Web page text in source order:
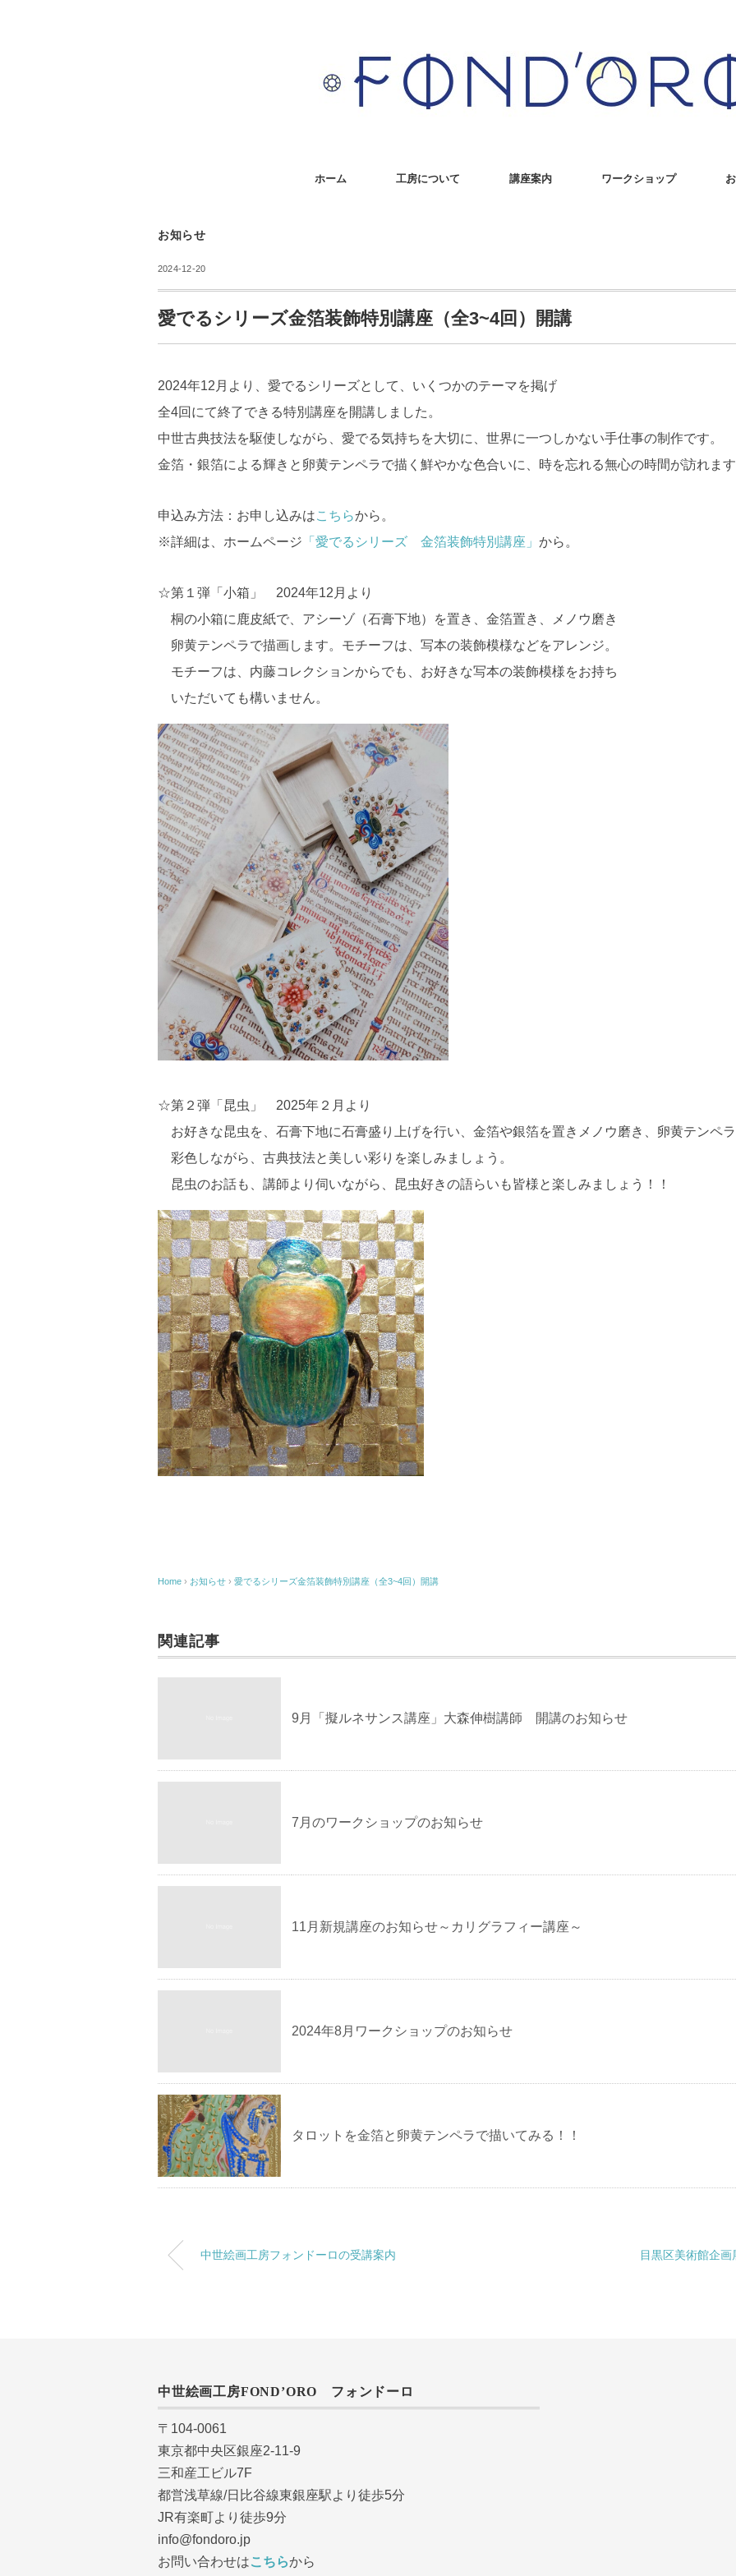
ホーム 工房について 講座案内 ワークショップ
お知らせ
2024-12-20
愛でるシリーズ金箔装飾特別講座（全3~4回）開講
2024年12月より、愛でるシリーズとして、いくつかのテーマを掲げ
全4回にて終了できる特別講座を開講しました。
中世古典技法を駆使しながら、愛でる気持ちを大切に、世界に一つしかない手仕事の制作です。
金箔・銀箔による輝きと卵黄テンペラで描く鮮やかな色合いに、時を忘れる無心の時間が訪れま
申込み方法：お申し込みはこちらから。
※詳細は、ホームページ 「愛でるシリーズ 金箔装飾特別講座」 から。
☆第１弾「小箱」 2024年12月より
桐の小箱に鹿皮紙で、アシーゾ（石膏下地）を置き、金箔置き、メノウ磨き
卵黄テンペラで描画します。モチーフは、写本の装飾模様などをアレンジ。
モチーフは、内藤コレクションからでも、お好きな写本の装飾模様をお持ち
いただいても構いません。
☆第２弾「昆虫」 2025年２月より
お好きな昆虫を、石膏下地に石膏盛り上げを行い、金箔や銀箔を置きメノウ磨き、卵黄テンペ
彩色しながら、古典技法と美しい彩りを楽しみましょう。
昆虫のお話も、講師より伺いながら、昆虫好きの語らいも皆様と楽しみましょう！！
Home › お知らせ › 愛でるシリーズ金箔装飾特別講座（全3~4回）開講
関連記事
9月「擬ルネサンス講座」大森伸樹講師 開講のお知らせ
7月のワークショップのお知らせ
11月新規講座のお知らせ～カリグラフィー講座～
2024年8月ワークショップのお知らせ
タロットを金箔と卵黄テンペラで描いてみる！！
中世絵画工房フォンドーロの受講案内 目黒区美術館企
中世絵画工房FOND’ORO フォンドーロ
〒104-0061
東京都中央区銀座2-11-9
三和産工ビル7F
都営浅草線/日比谷線東銀座駅より徒歩5分
JR有楽町より徒歩9分
info@fondoro.jp
お問い合わせはこちらから